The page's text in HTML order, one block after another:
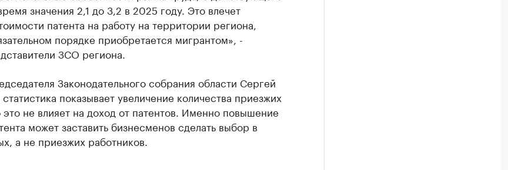
значения 2,1 до 3,2 в 2025 году. Это влечет
патента на работу на территории региона,
порядке приобретается мигрантом», -
ЗСО региона.
Законодательного собрания области Сергей
показывает увеличение количества приезжих
не влияет на доход от патентов. Именно повышение
может заставить бизнесменов сделать выбор в
а не приезжих работников.